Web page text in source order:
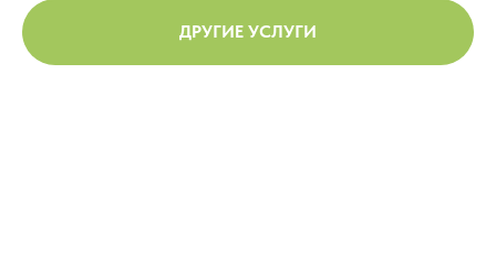
ДРУГИЕ УСЛУГИ